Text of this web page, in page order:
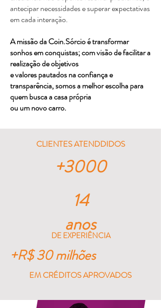
antecipar necessidades e superar expectativas
em cada interação.
A missão da Coin.Sórcio é transformar
sonhos em conquistas; com visão de facilitar a
realização de objetivos
e valores pautados na confiança e
transparência, somos a melhor escolha para
quem busca a casa própria
ou um novo carro.
CLIENTES ATENDDIDOS
+3000
DE EXPERIÊNCIA
14
anos
+R$ 30 milhões
EM CRÉDITOS APROVADOS